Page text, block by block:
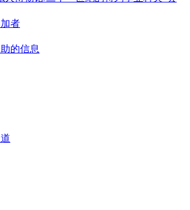
者
的信息